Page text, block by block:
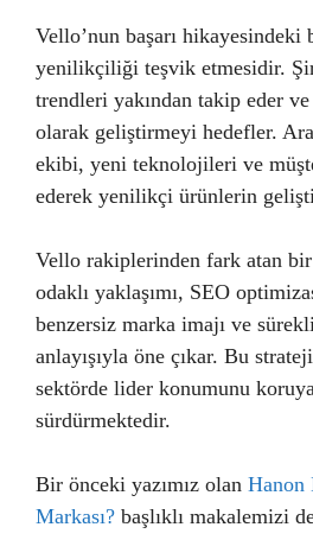
Vello’nun başarı
yenilikçiliği teşvik etmesidir.
trendleri yakından takip eder
olarak geliştirmeyi hedefler.
ekibi, yeni teknolojileri ve
ederek yenilikçi ürünlerin
Vello rakiplerinden fark atan
odaklı yaklaşımı, SEO
benzersiz marka imajı ve
anlayışıyla öne çıkar. Bu
sektörde lider konumunu
sürdürmektedir.
Bir önceki yazımız olan Hanon
Markası? başlıklı makalemizi